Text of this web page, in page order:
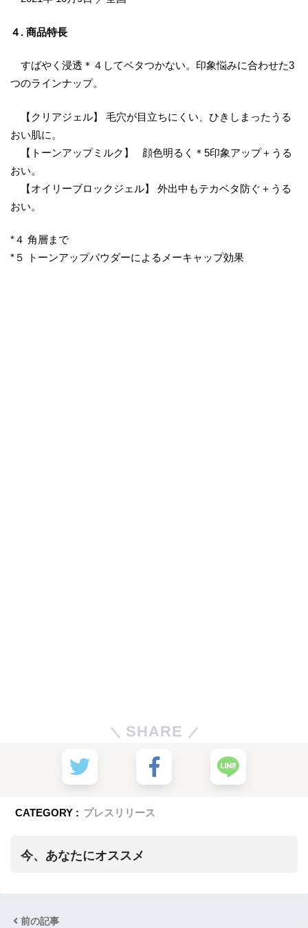
４. 商品特長
すばやく浸透＊４してベタつかない。印象悩みに合わせた3
つのラインナップ。
【クリアジェル】 毛穴が目立ちにくい、ひきしまったうる
おい肌に。
【トーンアップミルク】 顔色明るく＊5印象アップ＋うる
おい。
【オイリーブロックジェル】 外出中もテカベタ防ぐ＋うる
おい。
*４ 角層まで
*５ トーンアップパウダーによるメーキャップ効果
SHARE
CATEGORY : プレスリリース
今、あなたにオススメ
前の記事